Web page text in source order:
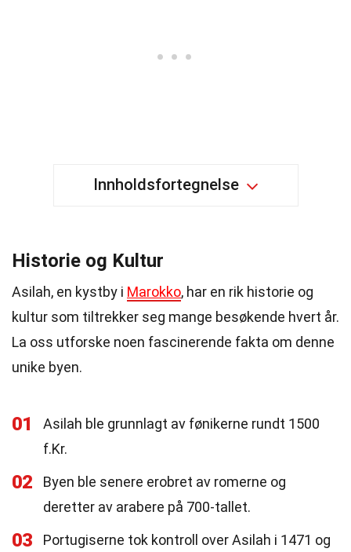
Innholdsfortegnelse
Historie og Kultur
Asilah, en kystby i Marokko, har en rik historie og
kultur som tiltrekker seg mange besøkende hvert år.
La oss utforske noen fascinerende fakta om denne
unike byen.
01
Asilah ble grunnlagt av fønikerne rundt 1500
f.Kr.
02
Byen ble senere erobret av romerne og
deretter av arabere på 700-tallet.
03
Portugiserne tok kontroll over Asilah i 1471 og